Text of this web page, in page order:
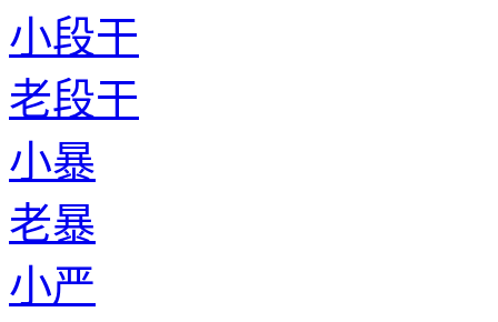
小段干
老段干
小暴
老暴
小严